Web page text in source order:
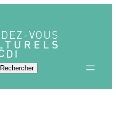
Rechercher